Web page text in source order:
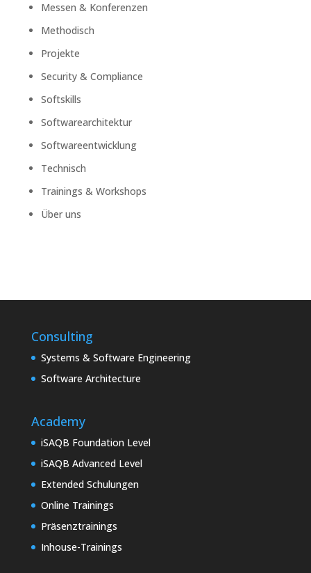
Messen & Konferenzen
Methodisch
Projekte
Security & Compliance
Softskills
Softwarearchitektur
Softwareentwicklung
Technisch
Trainings & Workshops
Über uns
Consulting
Systems & Software Engineering
Software Architecture
Academy
iSAQB Foundation Level
iSAQB Advanced Level
Extended Schulungen
Online Trainings
Präsenztrainings
Inhouse-Trainings